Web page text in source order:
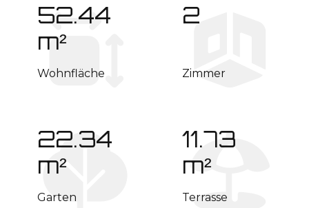
52.44
m²
Wohnfläche
2
Zimmer
22.34
m²
Garten
11.73
m²
Terrasse